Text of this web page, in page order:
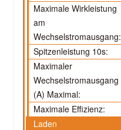
Maximale Wirkleistung
am
Wechselstromausgang:
Spitzenleistung 10s:
Maximaler
Wechselstromausgang
(A) Maximal:
Maximale Effizienz:
Laden